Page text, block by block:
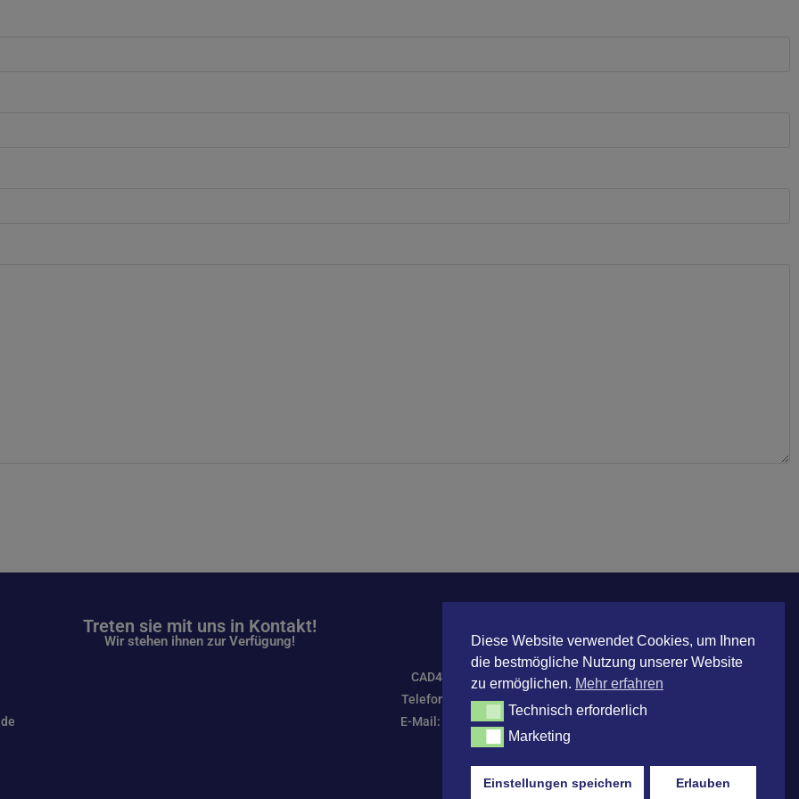
Treten sie mit uns in Kontakt!
Wir stehen ihnen zur Verfügung!
CAD4build Systemhaus
Telefon: +497572 7629970
E-Mail: Info@CAD4build.de
Diese Website verwendet Cookies, um Ihnen
die bestmögliche Nutzung unserer Website
zu ermöglichen. Mehr erfahren
Technisch erforderlich
Technisch erforderlich
Marketing
Marketing
Einstellungen speichern Erlauben